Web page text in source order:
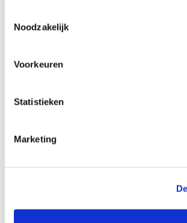
Noodzakelijk
Voorkeuren
Statistieken
Marketing
wordt gewaardeerd en leidt vaak
Jezelf ontwikkelen met
werkgevers met jaarrondse
(minigraver, heftruck),
competenties openen deuren
die minder seizoensgebonden